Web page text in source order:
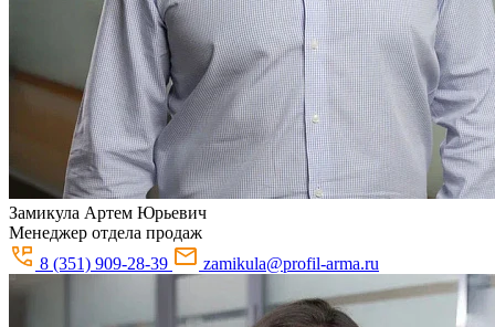
Замикула Артем Юрьевич
Менеджер отдела продаж
8 (351) 909-28-39
zamikula@profil-arma.ru